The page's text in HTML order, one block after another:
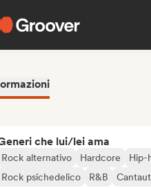
che lui/lei ama
Rock alternativo Hardcore Hip-
Rock psichedelico
R&B